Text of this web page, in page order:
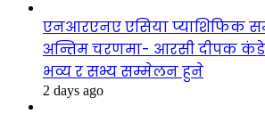
एनआरएनए एसिया प्याशिफिक
अन्तिम चरणमा- आरसी दीपक
भव्य र सभ्य सम्मेलन हुने
2 days ago